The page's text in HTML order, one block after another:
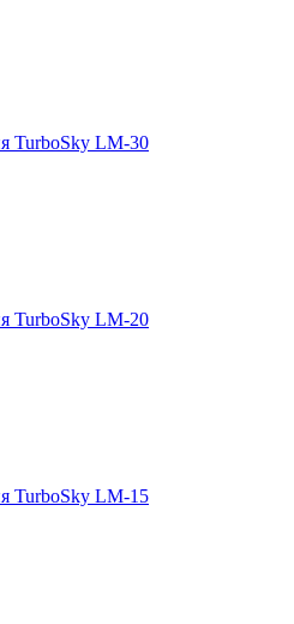
TurboSky LM-30
TurboSky LM-20
TurboSky LM-15